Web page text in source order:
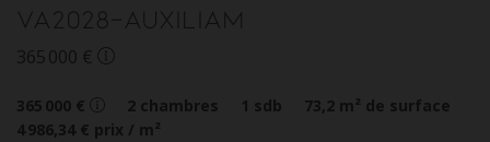
VA2028-AUXILIAM
365 000 €
365 000 € 2 chambres 1 sdb 73,2 m² de surface
4 986,34 € prix / m²